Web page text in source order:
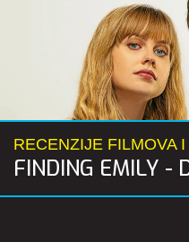
RECENZIJE FILMOVA
FINDING EMILY -